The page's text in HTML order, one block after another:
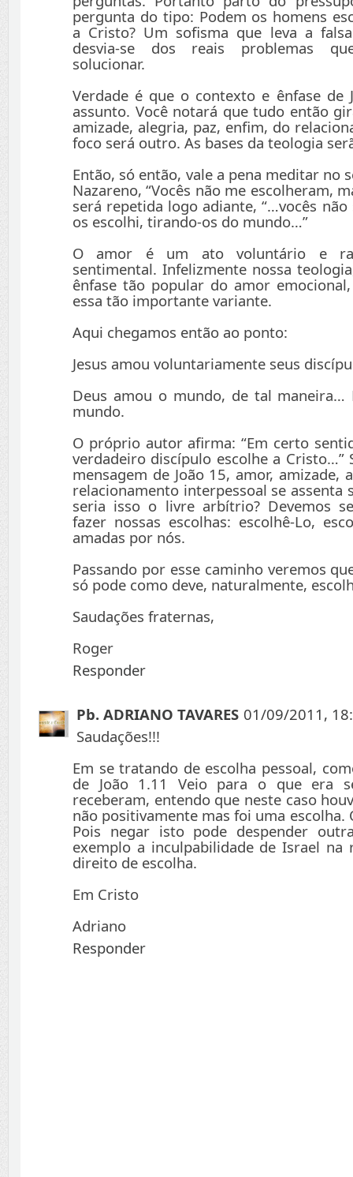
pergunta do tipo: Podem os homens
a Cristo? Um sofisma que leva a
desvia-se dos reais problemas
solucionar.
Verdade é que o contexto e ênfase de
assunto. Você notará que tudo então
amizade, alegria, paz, enfim, do
foco será outro. As bases da teologia
Então, só então, vale a pena meditar no
Nazareno, “Vocês não me escolheram,
será repetida logo adiante, “…vocês
os escolhi, tirando-os do mundo…”
O amor é um ato voluntário e
sentimental. Infelizmente nossa
ênfase tão popular do amor
essa tão importante variante.
Aqui chegamos então ao ponto:
Jesus amou voluntariamente seus
Deus amou o mundo, de tal maneira…
mundo.
O próprio autor afirma: “Em certo
verdadeiro discípulo escolhe a Cristo…”
mensagem de João 15, amor, amizade,
relacionamento interpessoal se assenta
seria isso o livre arbítrio? Devemos
fazer nossas escolhas: escolhê-Lo,
amadas por nós.
Passando por esse caminho veremos
só pode como deve, naturalmente,
Saudações fraternas,
Roger
Responder
Pb. ADRIANO TAVARES 01/09/2011,
Saudações!!!
Em se tratando de escolha pessoal,
de João 1.11 Veio para o que era
receberam, entendo que neste caso
não positivamente mas foi uma escolha.
Pois negar isto pode despender
exemplo a inculpabilidade de Israel na
direito de escolha.
Em Cristo
Adriano
Responder